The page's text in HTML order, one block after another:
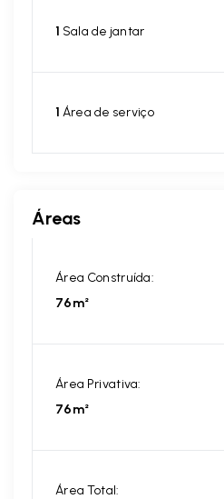
1 Sala de jantar
1 Área de serviço
Áreas
Área Construída:
76m²
Área Privativa:
76m²
Área Total: